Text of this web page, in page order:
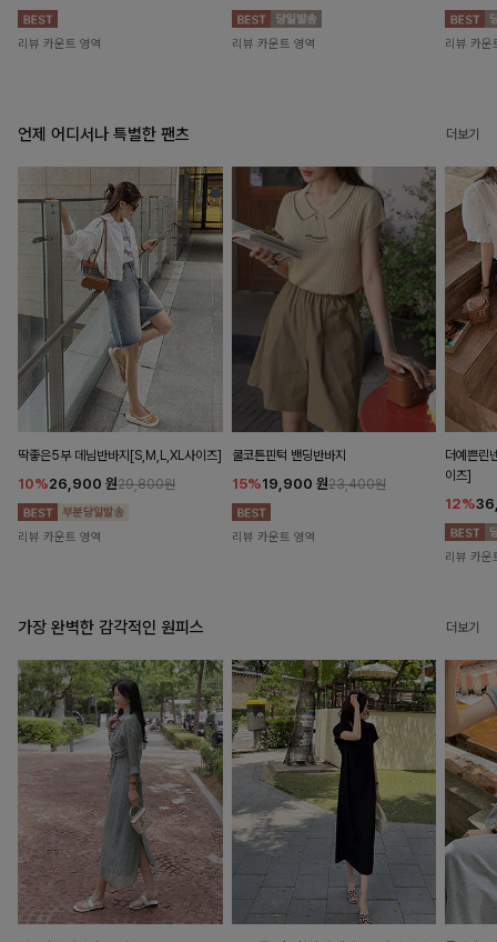
리뷰 카운트 영역 리뷰 카운트 영역 리뷰 카운
언제 어디서나 특별한 팬츠 더보기
딱좋은5부 데님반바지[S,M,L,XL사이즈]
10%26,900 원29,800원
리뷰 카운트 영역
쿨코튼핀턱 밴딩반바지
15%19,900 원23,400원
리뷰 카운트 영역
더예쁜린
이즈]
12%
리뷰 카운
가장 완벽한 감각적인 원피스 더보기